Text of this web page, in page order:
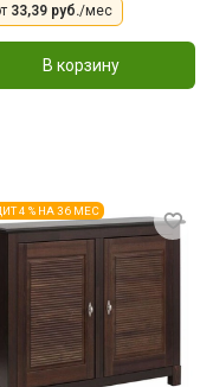
33,39 руб./мес
В корзину
4 % НА 36 МЕС